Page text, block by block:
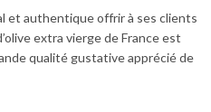
et authentique offrir à ses clients
extra vierge de France est
qualité gustative apprécié de